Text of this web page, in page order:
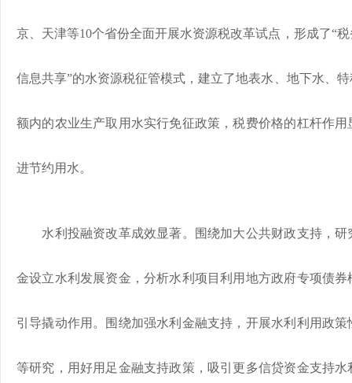
京、天津等10个省份全面开展水资源税改革试点，形成了“
信息共享”的水资源税征管模式，建立了地表水、地下水、
额内的农业生产取用水实行免征政策，税费价格的杠杆作
进节约用水。
水利投融资改革成效显著。围绕加大公共财政支持，研
金设立水利发展资金，分析水利项目利用地方政府专项债
引导撬动作用。围绕加强水利金融支持，开展水利利用政
等研究，用好用足金融支持政策，吸引更多信贷资金支持